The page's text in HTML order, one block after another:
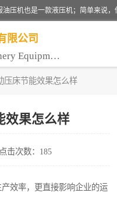
限公司
Suzhou Busiwei Machinery Equipment Co., Ltd.
压床节能效果怎么样
效果怎么样
点击次数：185
效率，更直接影响企业的运